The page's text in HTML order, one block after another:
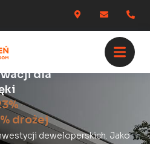
dla
drożej
deweloperskich. Jako